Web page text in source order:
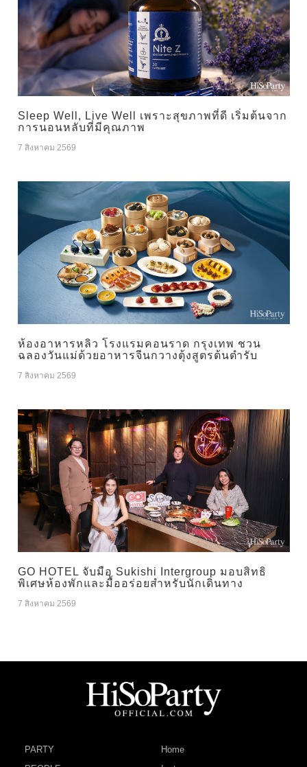
Sleep Well, Live Well เพราะสุขภาพที่ดี เริ่มต้นจาก
การนอนหลับที่มีคุณภาพ
7 สิงหาคม 2569
ห้องอาหารหลิว โรงแรมคอนราด กรุงเทพ ชวน
ฉลองวันแม่ด้วยอาหารจีนกวางตุ้งสูตรต้นตำรับ
7 สิงหาคม 2569
GO HOTEL จับมือ Sukishi Intergroup มอบสิทธิ
พิเศษห้องพักและมื้ออร่อยสำหรับนักเดินทาง
7 สิงหาคม 2569
PARTY
Home